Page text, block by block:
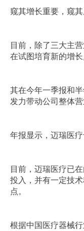
窥其增长重要，窥其
目前，除了三大主
在试图培育新的增长
其在今年一季报和
发力带动公司整体
年报显示，迈瑞医
目前，迈瑞医疗已
投入，并有一定技
点。
根据中国医疗器械